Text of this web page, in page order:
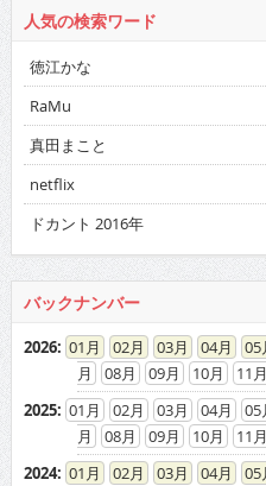
人気の検索ワード
徳江かな
RaMu
真田まこと
netflix
ドカント 2016年
バックナンバー
2026: 01 02 03 04 05
08
09 10 11
2025: 01 02 03 04 05
08
09 10 11
2024: 01 02 03 04 05